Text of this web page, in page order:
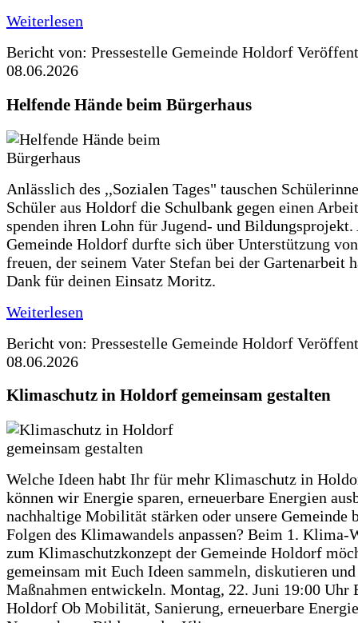
Weiterlesen
Bericht von: Pressestelle Gemeinde Holdorf
08.06.2026
Helfende Hände beim Bürgerhaus
Anlässlich des ,,Sozialen Tages" tauschen
Schüler aus Holdorf die Schulbank gegen einen
spenden ihren Lohn für Jugend- und Bildungsprojekt.
Gemeinde Holdorf durfte sich über Unterstützung
freuen, der seinem Vater Stefan bei der Gartenarbeit
Dank für deinen Einsatz Moritz.
Weiterlesen
Bericht von: Pressestelle Gemeinde Holdorf
08.06.2026
Klimaschutz in Holdorf gemeinsam gestalten
Welche Ideen habt Ihr für mehr Klimaschutz in
können wir Energie sparen, erneuerbare Energien
nachhaltige Mobilität stärken oder unsere Gemeinde
Folgen des Klimawandels anpassen? Beim 1. Klima-
zum Klimaschutzkonzept der Gemeinde Holdorf
gemeinsam mit Euch Ideen sammeln, diskutieren
Maßnahmen entwickeln. Montag, 22. Juni 19:00 Uhr
Holdorf Ob Mobilität, Sanierung, erneuerbare